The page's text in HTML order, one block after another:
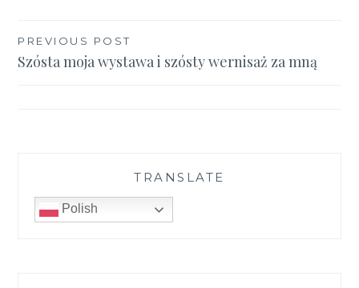
Nawigacja
wpisu
PREVIOUS POST
Szósta moja wystawa i szósty wernisaż za mną
TRANSLATE
Polish